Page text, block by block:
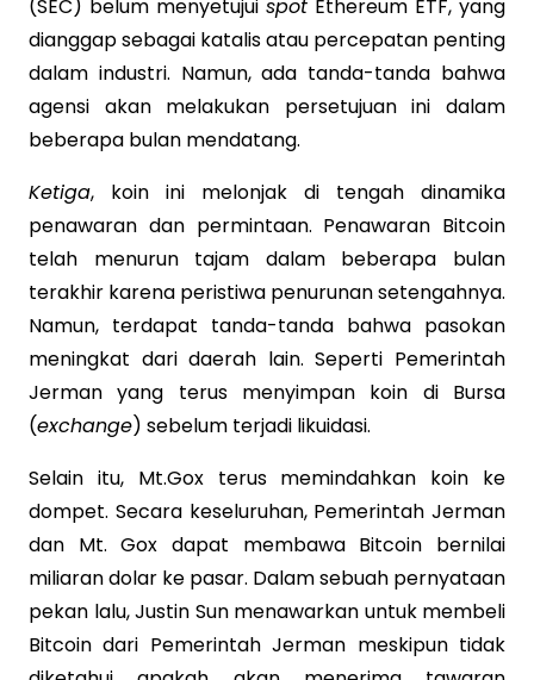
(SEC) belum menyetujui spot Ethereum ETF, yang
dianggap sebagai katalis atau percepatan penting
dalam industri. Namun, ada tanda-tanda bahwa
agensi akan melakukan persetujuan ini dalam
beberapa bulan mendatang.
Ketiga, koin ini melonjak di tengah dinamika
penawaran dan permintaan. Penawaran Bitcoin
telah menurun tajam dalam beberapa bulan
terakhir karena peristiwa penurunan setengahnya.
Namun, terdapat tanda-tanda bahwa pasokan
meningkat dari daerah lain. Seperti Pemerintah
Jerman yang terus menyimpan koin di Bursa
(exchange) sebelum terjadi likuidasi.
Selain itu, Mt.Gox terus memindahkan koin ke
dompet. Secara keseluruhan, Pemerintah Jerman
dan Mt. Gox dapat membawa Bitcoin bernilai
miliaran dolar ke pasar. Dalam sebuah pernyataan
pekan lalu, Justin Sun menawarkan untuk membeli
Bitcoin dari Pemerintah Jerman meskipun tidak